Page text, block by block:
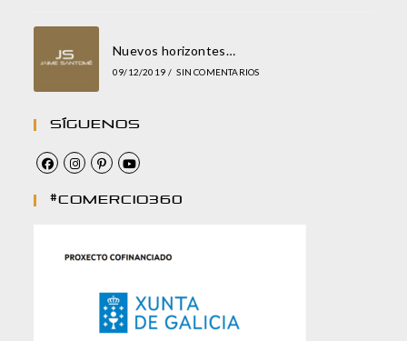
Nuevos horizontes…
09/12/2019 / SIN COMENTARIOS
Síguenos
#comercio360